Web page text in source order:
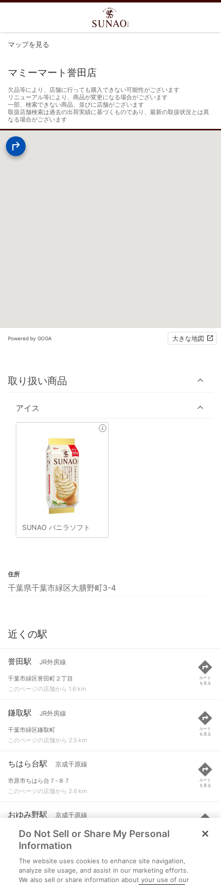
マップを見る
マミーマート誉田店
欠品等により、店舗に行っても購入できない可能性がございます
リニューアル等により、商品が変更になる場合がございます
一部、検索できない商品、並びに店舗がございます
取扱店舗検索は過去の出荷実績に基づくものであり、最新の取扱状況とは異
なる場合がございます
Powered by GOGA 大きな地図
取り扱い商品
アイス
SUNAO バニラソフト
住所
千葉県千葉市緑区大膳野町3-4
近くの駅
誉田駅 JR外房線
千葉市緑区誉田町２丁目
このページの店舗から 1.6 km
ルート
を見る
鎌取駅 JR外房線
千葉市緑区鎌取町
このページの店舗から 2.5 km
ルート
を見る
ちはら台駅 京成千原線
市原市ちはら台７-８７
このページの店舗から 2.6 km
ルート
を見る
おゆみ野駅 京成千原線
千葉市緑区おゆみ野南３-２７-１
このページの店舗から 2.8 km
ルート
を見る
学園前駅 京成千原線
千葉市緑区おゆみ野中央１-１４-２
Do Not Sell or Share My Personal
Information
The website uses cookies to enhance site navigation,
analyze site usage, and assist in our marketing efforts.
We also sell or share information about your use of our